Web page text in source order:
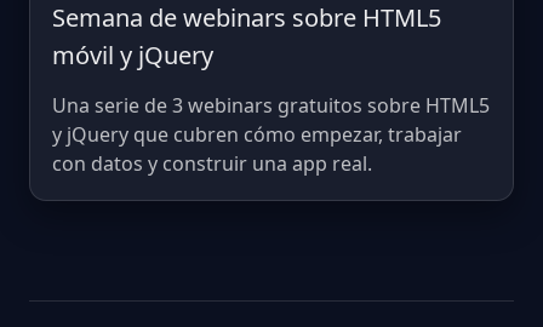
Semana de webinars sobre HTML5
móvil y jQuery
Una serie de 3 webinars gratuitos sobre HTML5
y jQuery que cubren cómo empezar, trabajar
con datos y construir una app real.